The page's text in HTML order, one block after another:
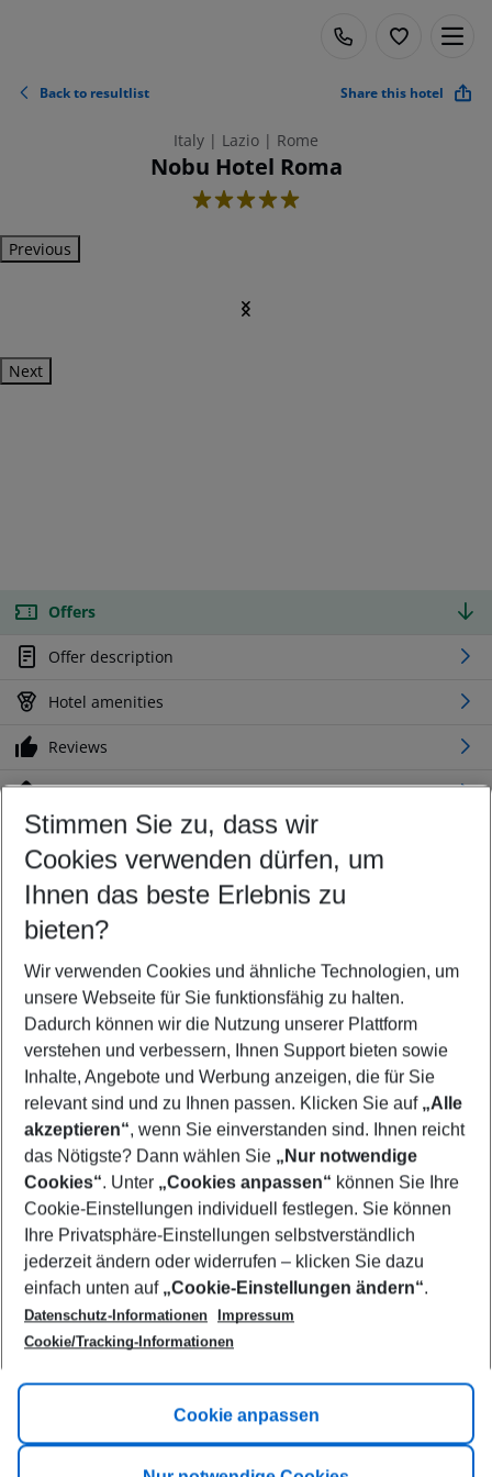
Back to resultlist Share this hotel
Italy | Lazio | Rome
Nobu Hotel Roma
5
Previous
Next
Offers
Offer description
Hotel amenities
Reviews
Location
Customize your offer
Find the perfect deal which suits your best
Your departure airport
Any airport
Select your date range
10/08/26–08/08/27 5-8 nights
Who will travel
2 adults No children
Show more filter
Footer
Footer navigation
Title A
Link A
Stimmen Sie zu, dass wir
Cookies verwenden dürfen, um
Ihnen das beste Erlebnis zu
bieten?
Wir verwenden Cookies und ähnliche Technologien, um
unsere Webseite für Sie funktionsfähig zu halten.
Dadurch können wir die Nutzung unserer Plattform
verstehen und verbessern, Ihnen Support bieten sowie
Inhalte, Angebote und Werbung anzeigen, die für Sie
relevant sind und zu Ihnen passen. Klicken Sie auf „Alle
akzeptieren“, wenn Sie einverstanden sind. Ihnen reicht
das Nötigste? Dann wählen Sie „Nur notwendige
Cookies“. Unter „Cookies anpassen“ können Sie Ihre
Cookie-Einstellungen individuell festlegen. Sie können
Ihre Privatsphäre-Einstellungen selbstverständlich
jederzeit ändern oder widerrufen – klicken Sie dazu
einfach unten auf „Cookie-Einstellungen ändern“.
Datenschutz-Informationen
Impressum
Cookie/Tracking-Informationen
Cookie anpassen